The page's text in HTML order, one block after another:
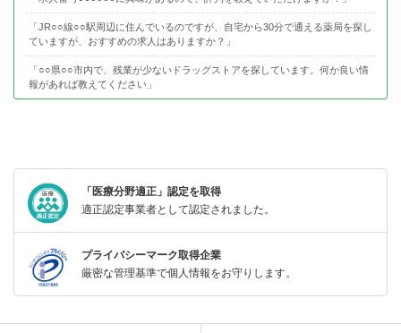
「JR○○線○○駅周辺に住んでいるのですが、自宅から30分で通える薬局を探し
ていますが、おすすめの求人はありますか？」
「○○県○○市内で、残業が少ないドラッグストアを探しています。何か良い情
報があれば教えてください」
「医療分野適正」認定を取得
適正認定事業者として認定されました。
プライバシーマーク取得企業
厳密な管理基準で個人情報をお守りします。